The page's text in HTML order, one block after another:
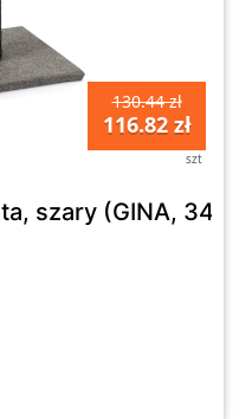
130.44 zł
116.82 zł
szt
szary (GINA, 34 x